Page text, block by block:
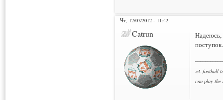
Чт, 12/07/2012 - 11:42
Catrun
Надеюсь,
поступок.
«A football
can play the